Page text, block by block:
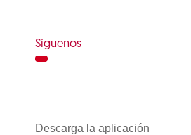
Síguenos
Descarga la aplicación